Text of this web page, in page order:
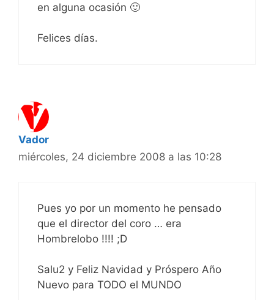
en alguna ocasión 🙂
Felices días.
Vador
miércoles, 24 diciembre 2008 a las 10:28
Pues yo por un momento he pensado
que el director del coro … era
Hombrelobo !!!! ;D
Salu2 y Feliz Navidad y Próspero Año
Nuevo para TODO el MUNDO